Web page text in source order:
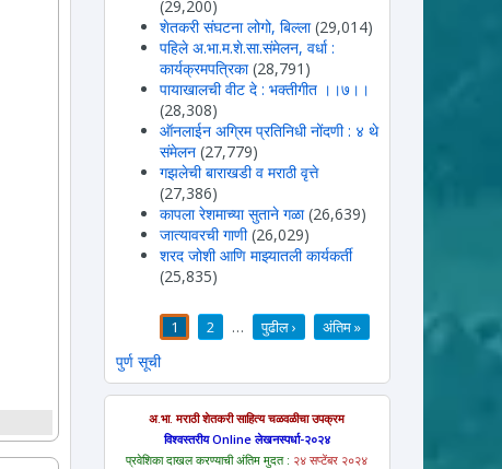
(29,200)
शेतकरी संघटना लोगो, बिल्ला (29,014)
पहिले अ.भा.म.शे.सा.संमेलन, वर्धा :
कार्यक्रमपत्रिका (28,791)
पायाखालची वीट दे : भक्तीगीत ।।७।।
(28,308)
ऑनलाईन अग्रिम प्रतिनिधी नोंदणी : ४ थे
संमेलन (27,779)
गझलेची बाराखडी व मराठी वृत्ते
(27,386)
कापला रेशमाच्या सुताने गळा (26,639)
जात्यावरची गाणी (26,029)
शरद जोशी आणि माझ्यातली कार्यकर्ती
(25,835)
1 2 … पुढील › अंतिम »
पुर्ण सूची
अ.भा. मराठी शेतकरी साहित्य चळवळीचा उपक्रम
विश्वस्तरीय Online लेखनस्पर्धा-२०२४
प्रवेशिका दाखल करण्याची अंतिम मुदत : २४ सप्टेंबर २०२४